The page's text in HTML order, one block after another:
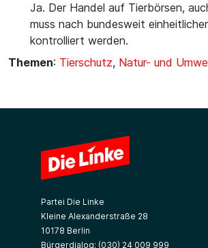
Ja. Der Handel auf Tierbörsen,
muss nach bundesweit
kontrolliert werden.
Themen: Tierschutz, Natur- und
Partei Die Linke
Kleine Alexanderstraße 28
10178 Berlin
Bürgerdialog: (030) 24 009 999